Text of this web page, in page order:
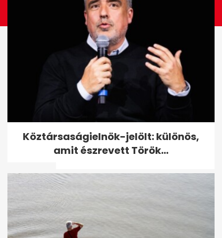
Köztársaságielnök-jelölt:
különös, amit észrevett
Török...
Köztársaságielnök-jelölt: különös,
amit észrevett Török...